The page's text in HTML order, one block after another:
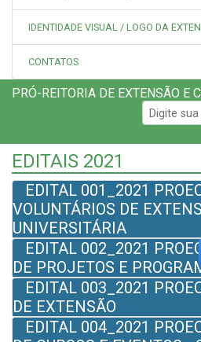
IDENTIDADE VISUAL / LOGO DA
CONTATOS
PRÓ-REITORIA DE EXTENSÃO E
EDITAIS 2021
EDITAL 001_2021
VOLUNTÁRIOS DE
UNIVERSITÁRIA
EDITAL 002_2021
DE PROJETOS E
EDITAL 003_2021
DE EXTENSÃO
EDITAL 004_2021